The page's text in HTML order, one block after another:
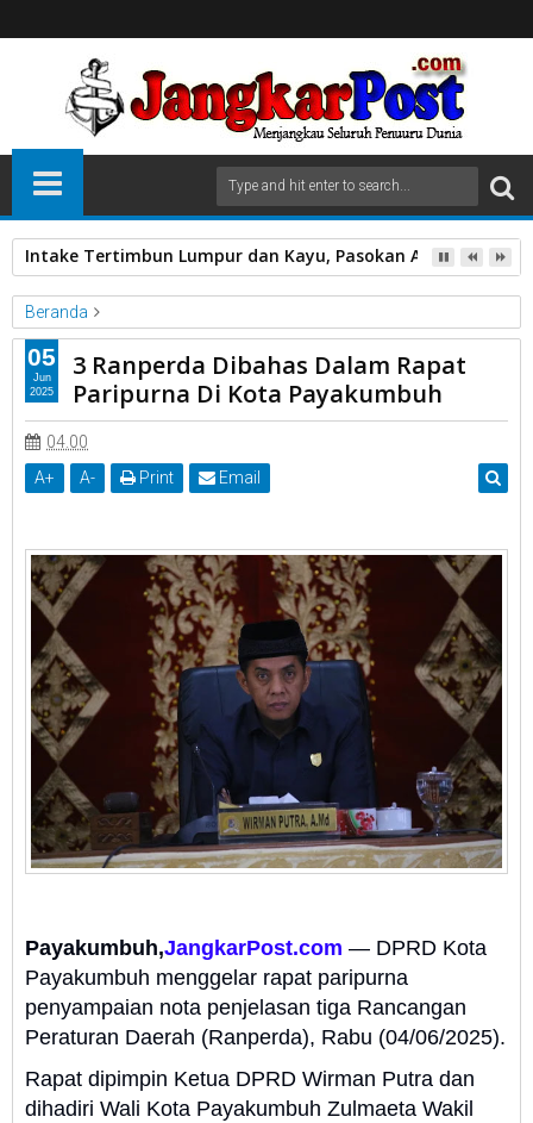
Intake Tertimbun Lumpur dan Kayu, Pasokan Air Bersih di
Beranda
Unlabelled
3 Ranperda Dibahas Dalam Rapat Paripurna Di Kota
Payakumbuh
3 Ranperda Dibahas Dalam Rapat
Paripurna Di Kota Payakumbuh
04.00
A+ A- Print Email
Payakumbuh,JangkarPost.com — DPRD Kota
Payakumbuh menggelar rapat paripurna
penyampaian nota penjelasan tiga Rancangan
Peraturan Daerah (Ranperda), Rabu (04/06/2025).
Rapat dipimpin Ketua DPRD Wirman Putra dan
dihadiri Wali Kota Payakumbuh Zulmaeta Wakil
05
Jun
2025